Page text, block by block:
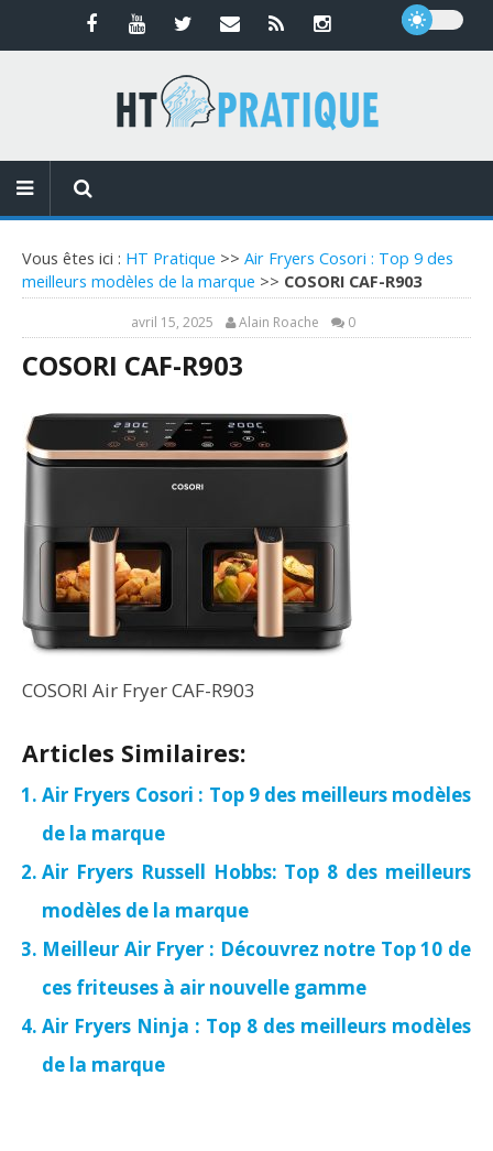
Vous êtes ici : HT Pratique >> Air Fryers Cosori : Top 9 des
meilleurs modèles de la marque >> COSORI CAF-R903
avril 15, 2025 Alain Roache 0
COSORI CAF-R903
COSORI Air Fryer CAF-R903
Articles Similaires:
Air Fryers Cosori : Top 9 des meilleurs modèles
de la marque
Air Fryers Russell Hobbs: Top 8 des meilleurs
modèles de la marque
Meilleur Air Fryer : Découvrez notre Top 10 de
ces friteuses à air nouvelle gamme
Air Fryers Ninja : Top 8 des meilleurs modèles
de la marque